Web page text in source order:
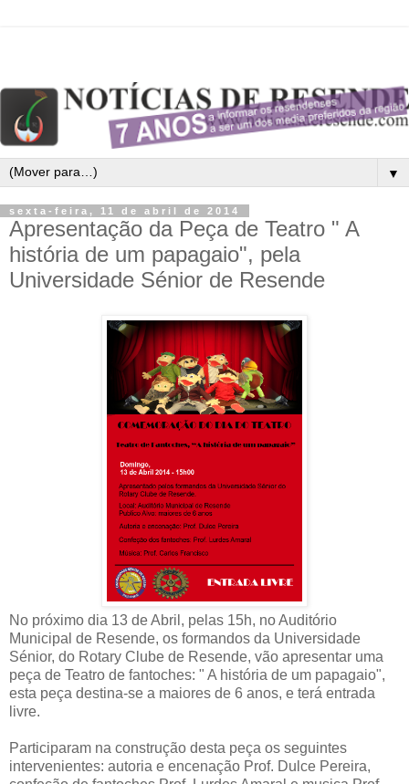
▼
sexta-feira, 11 de abril de 2014
Apresentação da Peça de Teatro " A
história de um papagaio", pela
Universidade Sénior de Resende
No próximo dia 13 de Abril, pelas 15h, no Auditório
Municipal de Resende, os formandos da Universidade
Sénior, do Rotary Clube de Resende, vão apresentar uma
peça de Teatro de fantoches: " A história de um papagaio",
esta peça destina-se a maiores de 6 anos, e terá entrada
livre.
Participaram na construção desta peça os seguintes
intervenientes: autoria e encenação Prof. Dulce Pereira,